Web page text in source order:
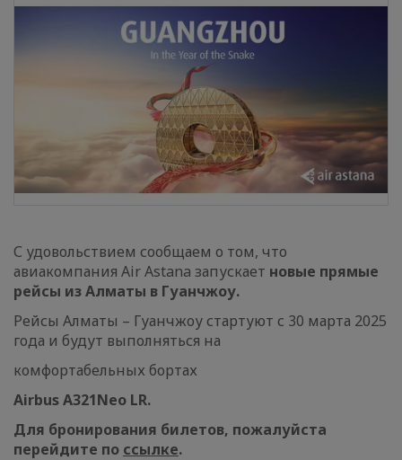
С удовольствием сообщаем о том, что
авиакомпания Air Astana запускает новые прямые
рейсы из Алматы в Гуанчжоу.
Рейсы Алматы – Гуанчжоу стартуют с 30 марта 2025
года и будут выполняться на
комфортабельных бортах
Airbus A321Neo LR.
Для бронирования билетов, пожалуйста
перейдите по ссылке.